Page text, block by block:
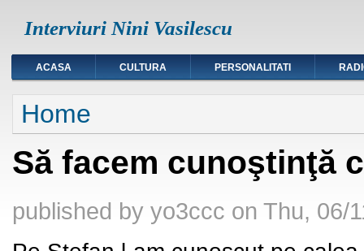
Interviuri Nini Vasilescu
ACASA CULTURA PERSONALITATI
You are here
Home
Să facem cunoştinţă
published by yo3ccc on Thu, 06/